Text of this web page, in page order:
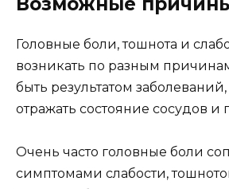
Головные боли, тошнота и
возникать по разным
быть результатом
отражать состояние сосудов и
Очень часто головные боли
симптомами слабости,